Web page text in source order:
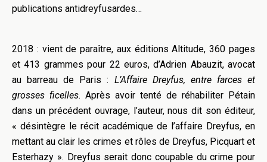
publications antidreyfusardes…
2018 : vient de paraître, aux éditions Altitude, 360 pages
et 413 grammes pour 22 euros, d’Adrien Abauzit, avocat
au barreau de Paris : L’Affaire Dreyfus, entre farces et
grosses ficelles. Après avoir tenté de réhabiliter Pétain
dans un précédent ouvrage, l’auteur, nous dit son éditeur,
« désintègre le récit académique de l’affaire Dreyfus, en
mettant au clair les crimes et rôles de Dreyfus, Picquart et
Esterhazy ». Dreyfus serait donc coupable du crime pour